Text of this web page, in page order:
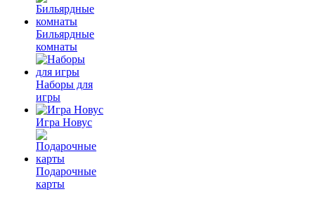
Бильярдные
комнаты
Наборы для
игры
Игра Новус
Подарочные
карты